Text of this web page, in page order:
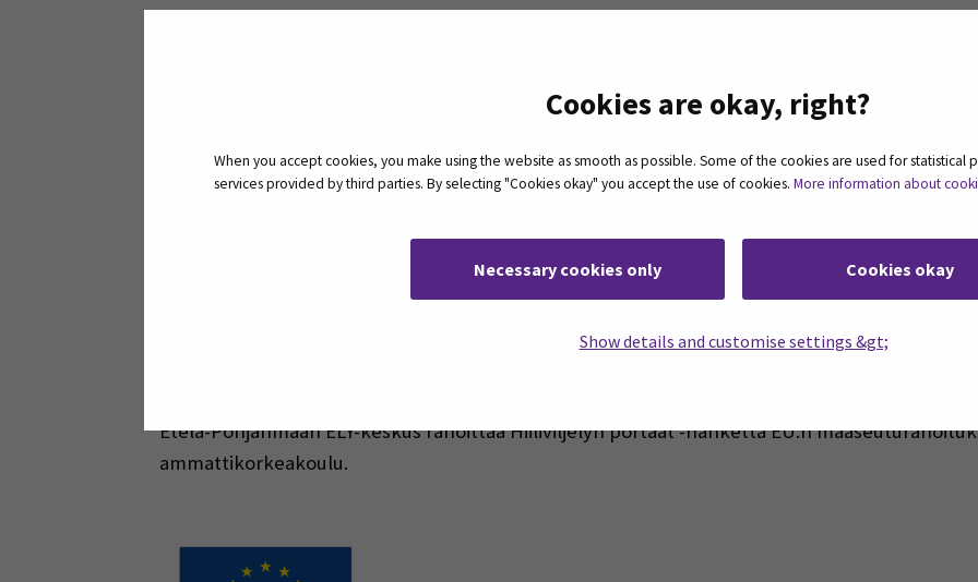
Cookies are okay, right?
When you accept cookies, you make using the website as smooth as possible. Some of the cookies are used for statistical
services provided by third parties. By selecting "Cookies okay" you accept the use of cookies. More information about
Necessary cookies only Cookies okay
Show details and customise settings &gt;
Tanya Santalahti, UTU
Sirkku Puumala, Verkatakkilantila
Etelä-Pohjanmaan ELY-keskus rahoittaa Hiiliviljelyn portaat -hanketta EU:n
ammattikorkeakoulu.